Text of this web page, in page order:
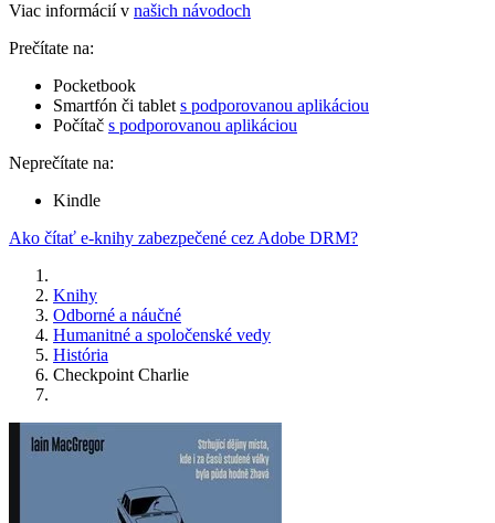
Viac informácií v našich návodoch
Prečítate na:
Pocketbook
Smartfón či tablet s podporovanou aplikáciou
Počítač s podporovanou aplikáciou
Neprečítate na:
Kindle
Ako čítať e-knihy zabezpečené cez Adobe DRM?
Knihy
Odborné a náučné
Humanitné a spoločenské vedy
História
Checkpoint Charlie